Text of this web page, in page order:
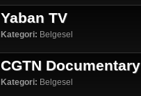
Yaban TV
Kategori: Belgesel
CGTN Documentary
Kategori: Belgesel